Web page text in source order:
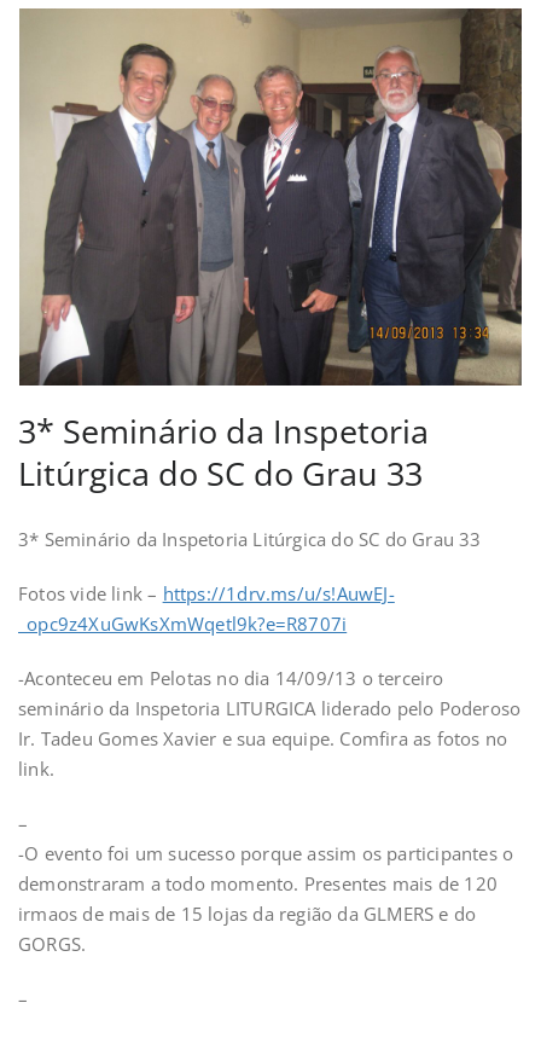
3* Seminário da Inspetoria
Litúrgica do SC do Grau 33
3* Seminário da Inspetoria Litúrgica do SC do Grau 33
Fotos vide link – https://1drv.ms/u/s!AuwEJ-
_opc9z4XuGwKsXmWqetl9k?e=R8707i
-Aconteceu em Pelotas no dia 14/09/13 o terceiro
seminário da Inspetoria LITURGICA liderado pelo Poderoso
Ir. Tadeu Gomes Xavier e sua equipe. Comfira as fotos no
link.
–
-O evento foi um sucesso porque assim os participantes o
demonstraram a todo momento. Presentes mais de 120
irmaos de mais de 15 lojas da região da GLMERS e do
GORGS.
–